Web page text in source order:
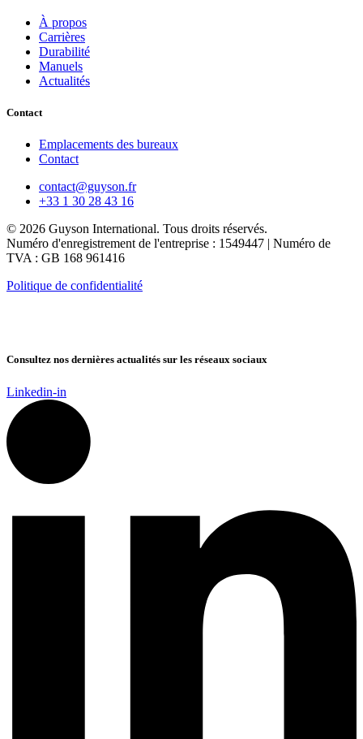
À propos
Carrières
Durabilité
Manuels
Actualités
Contact
Emplacements des bureaux
Contact
contact@guyson.fr
+33 1 30 28 43 16
© 2026 Guyson International. Tous droits réservés.
Numéro d'enregistrement de l'entreprise : 1549447 | Numéro de
TVA : GB 168 961416
Politique de confidentialité
Consultez nos dernières actualités sur les réseaux sociaux
Linkedin-in